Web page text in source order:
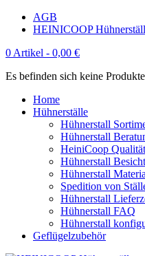
AGB
HEINICOOP
0 Artikel - 0,00 €
Es befinden sich keine
Home
Hühnerställe
Hühnerstall
Hühnerstall
HeiniCoop Qualität
Hühnerstall
Hühnerstall
Spedition von
Hühnerstall
Hühnerstall FAQ
Hühnerstall
Geflügelzubehör